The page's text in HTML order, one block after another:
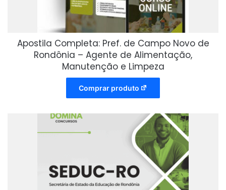
Apostila Completa: Pref. de Campo Novo de
Rondônia – Agente de Alimentação,
Manutenção e Limpeza
Comprar produto